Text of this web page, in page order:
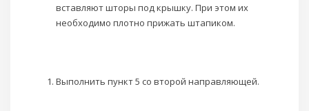
вставляют шторы под крышку. При этом их
необходимо плотно прижать штапиком.
Выполнить пункт 5 со второй направляющей.